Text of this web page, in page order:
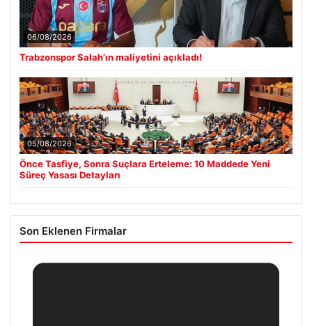
06/08/2026
Trabzonspor Salah’ın maliyetini açıkladı!
05/08/2026
Önce Tasfiye, Sonra Suçlara Erteleme: 10 Maddede Yeni
Süreç Yasası Detayları
Son Eklenen Firmalar